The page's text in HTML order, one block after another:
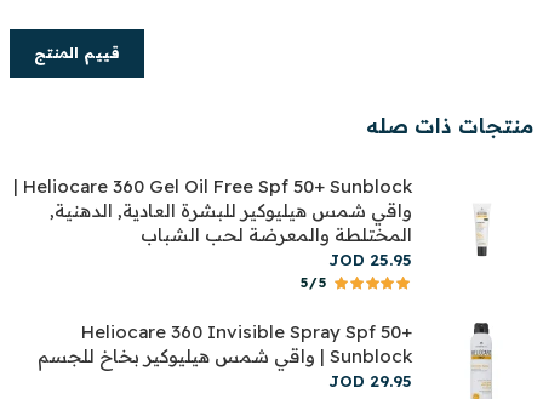
قييم المنتج
منتجات ذات صله
Heliocare 360 Gel Oil Free Spf 50+ Sunblock |
واقي شمس هيليوكير للبشرة العادية, الدهنية,
المختلطة والمعرضة لحب الشباب
JOD 25.95
5/5
Heliocare 360 Invisible Spray Spf 50+
Sunblock | واقي شمس هيليوكير بخاخ للجسم
JOD 29.95